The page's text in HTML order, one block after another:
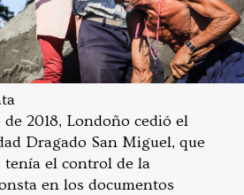
2018, Londoño cedió el
Dragado San Miguel, que
tenía el control de la
en los documentos